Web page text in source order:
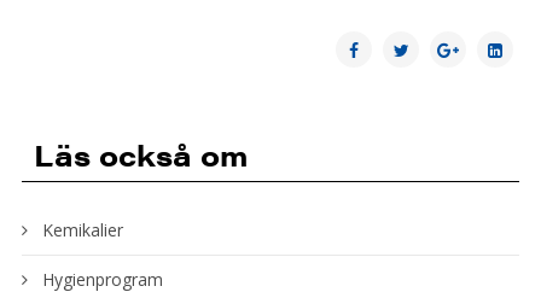
Läs också om
Kemikalier
Hygienprogram